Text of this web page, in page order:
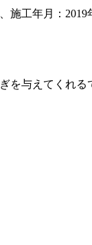
施工年月：2019
を与えてくれる